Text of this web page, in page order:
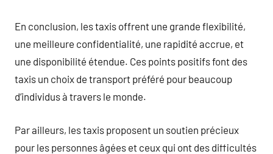
En conclusion, les taxis offrent une grande flexibilité,
une meilleure confidentialité, une rapidité accrue, et
une disponibilité étendue. Ces points positifs font des
taxis un choix de transport préféré pour beaucoup
d’individus à travers le monde.
Par ailleurs, les taxis proposent un soutien précieux
pour les personnes âgées et ceux qui ont des difficultés